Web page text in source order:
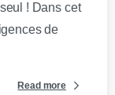
! Dans cet
de
Read more